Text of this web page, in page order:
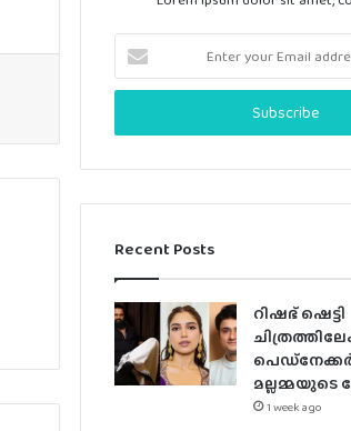
Enter
your
Email
Recent Posts
റിഷഭ് ഷെട്ടി
1 week ago